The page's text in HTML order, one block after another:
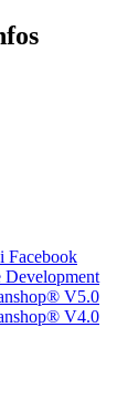
Facebook
Development
V5.0
V4.0